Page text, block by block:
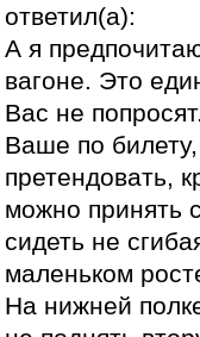
ответил(а):
А я
вагоне. Это
Вас не
Ваше по
претендовать,
можно принять
сидеть не
маленьком
На нижней